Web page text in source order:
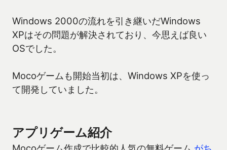
Windows 2000の流れを引き継いだWindows
XPはその問題が解決されており、今思えば良い
OSでした。
Mocoゲームも開始当初は、Windows XPを使っ
て開発していました。
アプリゲーム紹介